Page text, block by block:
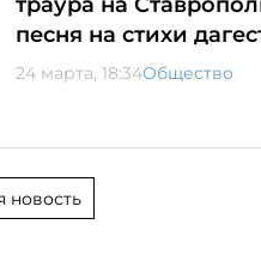
траура на
песня на стихи
24 марта, 18:34Общество
новость